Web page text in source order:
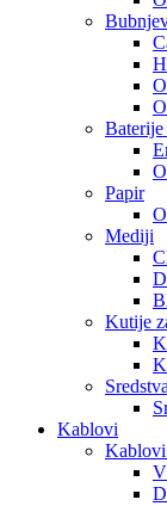
Papir
Mediji
Kutije
Kablovi
Kablovi